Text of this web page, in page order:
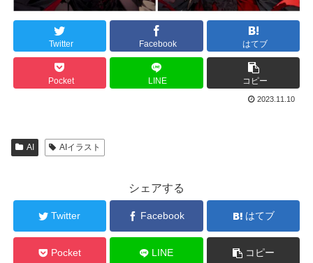
Twitter Facebook はてブ
Pocket LINE コピー
2023.11.10
AI AIイラスト
シェアする
Twitter Facebook はてブ
Pocket LINE コピー